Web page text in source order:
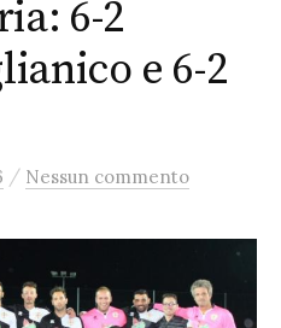
6-2
e 6-2
/ Nessun commento